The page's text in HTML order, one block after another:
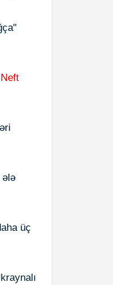
Neft
ələ
üç